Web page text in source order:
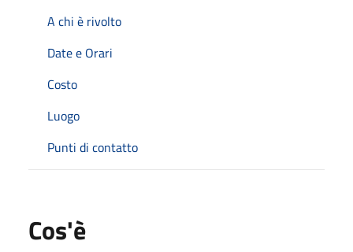
A chi è rivolto
Date e Orari
Costo
Luogo
Punti di contatto
Cos'è